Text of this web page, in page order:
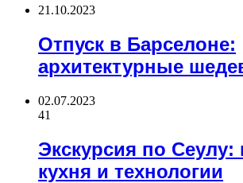
21.10.2023
Отпуск в Барселоне:
архитектурные
02.07.2023
41
Экскурсия по Сеулу:
кухня и технологии